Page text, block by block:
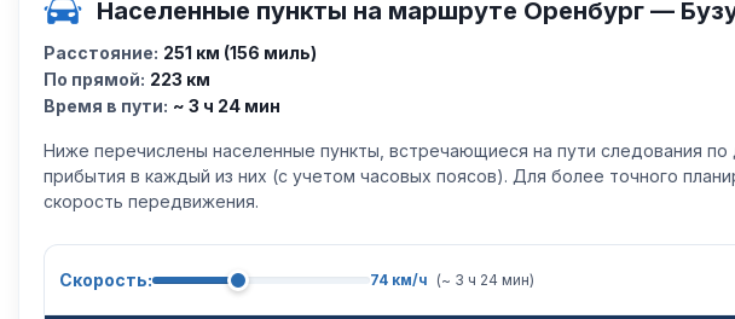
Населенные пункты на маршруте Оренбург —
Расстояние: 251 км (156 миль)
По прямой: 223 км
Время в пути: ~ 3 ч 24 мин
Ниже перечислены населенные пункты, встречающиеся на пути следования
прибытия в каждый из них (с учетом часовых поясов). Для более точного
скорость передвижения.
Скорость: 74 км/ч (~ 3 ч 24 мин)